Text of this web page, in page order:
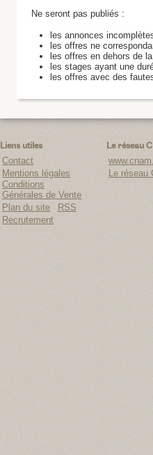
Ne seront pas publiés :
les annonces
les offres ne
les offres en dehors de
les stages ayant une
les offres avec des
Liens utiles
Contact
Mentions légales
Conditions
Générales de Vente
Plan du site
RSS
Recrutement
Le réseau
Le réseau